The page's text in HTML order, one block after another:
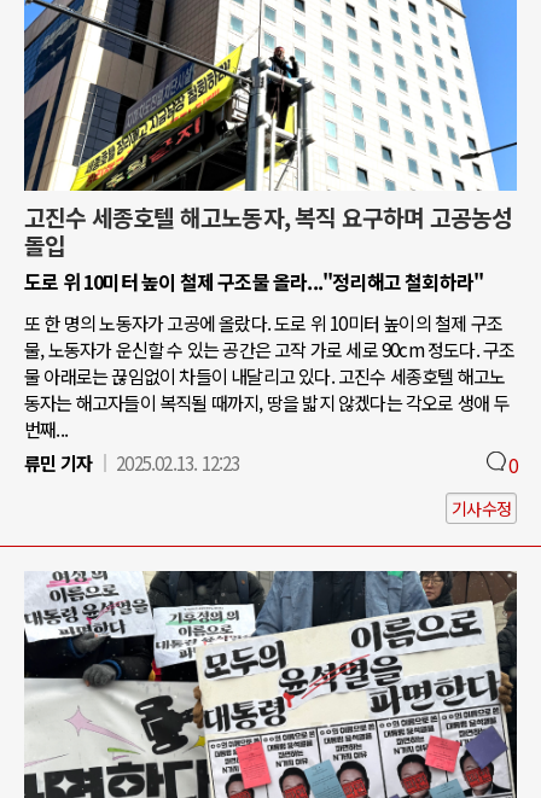
고진수 세종호텔 해고노동자, 복직 요구하며 고공농성
돌입
도로 위 10미터 높이 철제 구조물 올라..."정리해고 철회하라"
또 한 명의 노동자가 고공에 올랐다. 도로 위 10미터 높이의 철제 구조
물, 노동자가 운신할 수 있는 공간은 고작 가로 세로 90cm 정도다. 구조
물 아래로는 끊임없이 차들이 내달리고 있다. 고진수 세종호텔 해고노
동자는 해고자들이 복직될 때까지, 땅을 밟지 않겠다는 각오로 생애 두
번째...
류민 기자
2025.02.13. 12:23 0
기사수정